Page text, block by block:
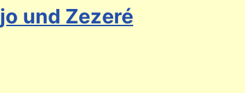
und Zezeré